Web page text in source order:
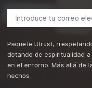
Paquete Utrust,
dotando de espiritualidad
en el entorno. Más allá de
hechos.